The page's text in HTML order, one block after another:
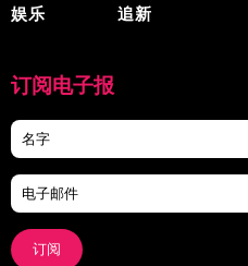
娱乐
追新
订阅电子报
订阅